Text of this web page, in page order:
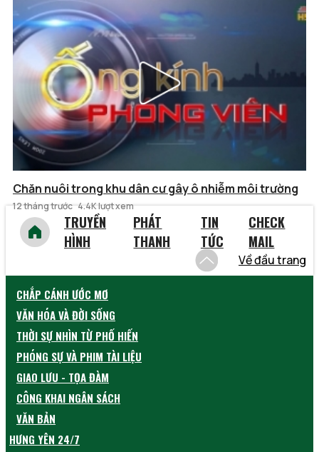
Chăn nuôi trong khu dân cư gây ô nhiễm môi trường
12 tháng trước 4.4K lượt xem
TRUYỀN
HÌNH
PHÁT
THANH
TIN
TỨC
CHECK
MAIL
Về đầu trang
CHẮP CÁNH ƯỚC MƠ
VĂN HÓA VÀ ĐỜI SỐNG
THỜI SỰ NHÌN TỪ PHỐ HIẾN
PHÓNG SỰ VÀ PHIM TÀI LIỆU
GIAO LƯU - TỌA ĐÀM
CÔNG KHAI NGÂN SÁCH
VĂN BẢN
HƯNG YÊN 24/7